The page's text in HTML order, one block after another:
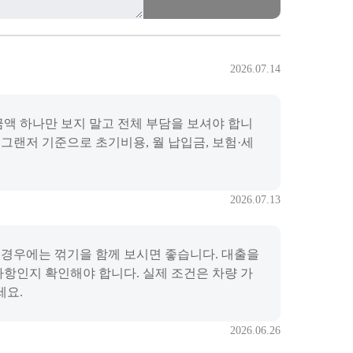
2026.07.14
하나만 보지 말고 전체 부담을 보셔야 합니
랜저 기준으로 초기비용, 월 납입금, 보험·세
2026.07.13
우에는 꺾기을 함께 보시면 좋습니다. 대출을
인지 확인해야 합니다. 실제 조건은 차량 가
요.
2026.06.26